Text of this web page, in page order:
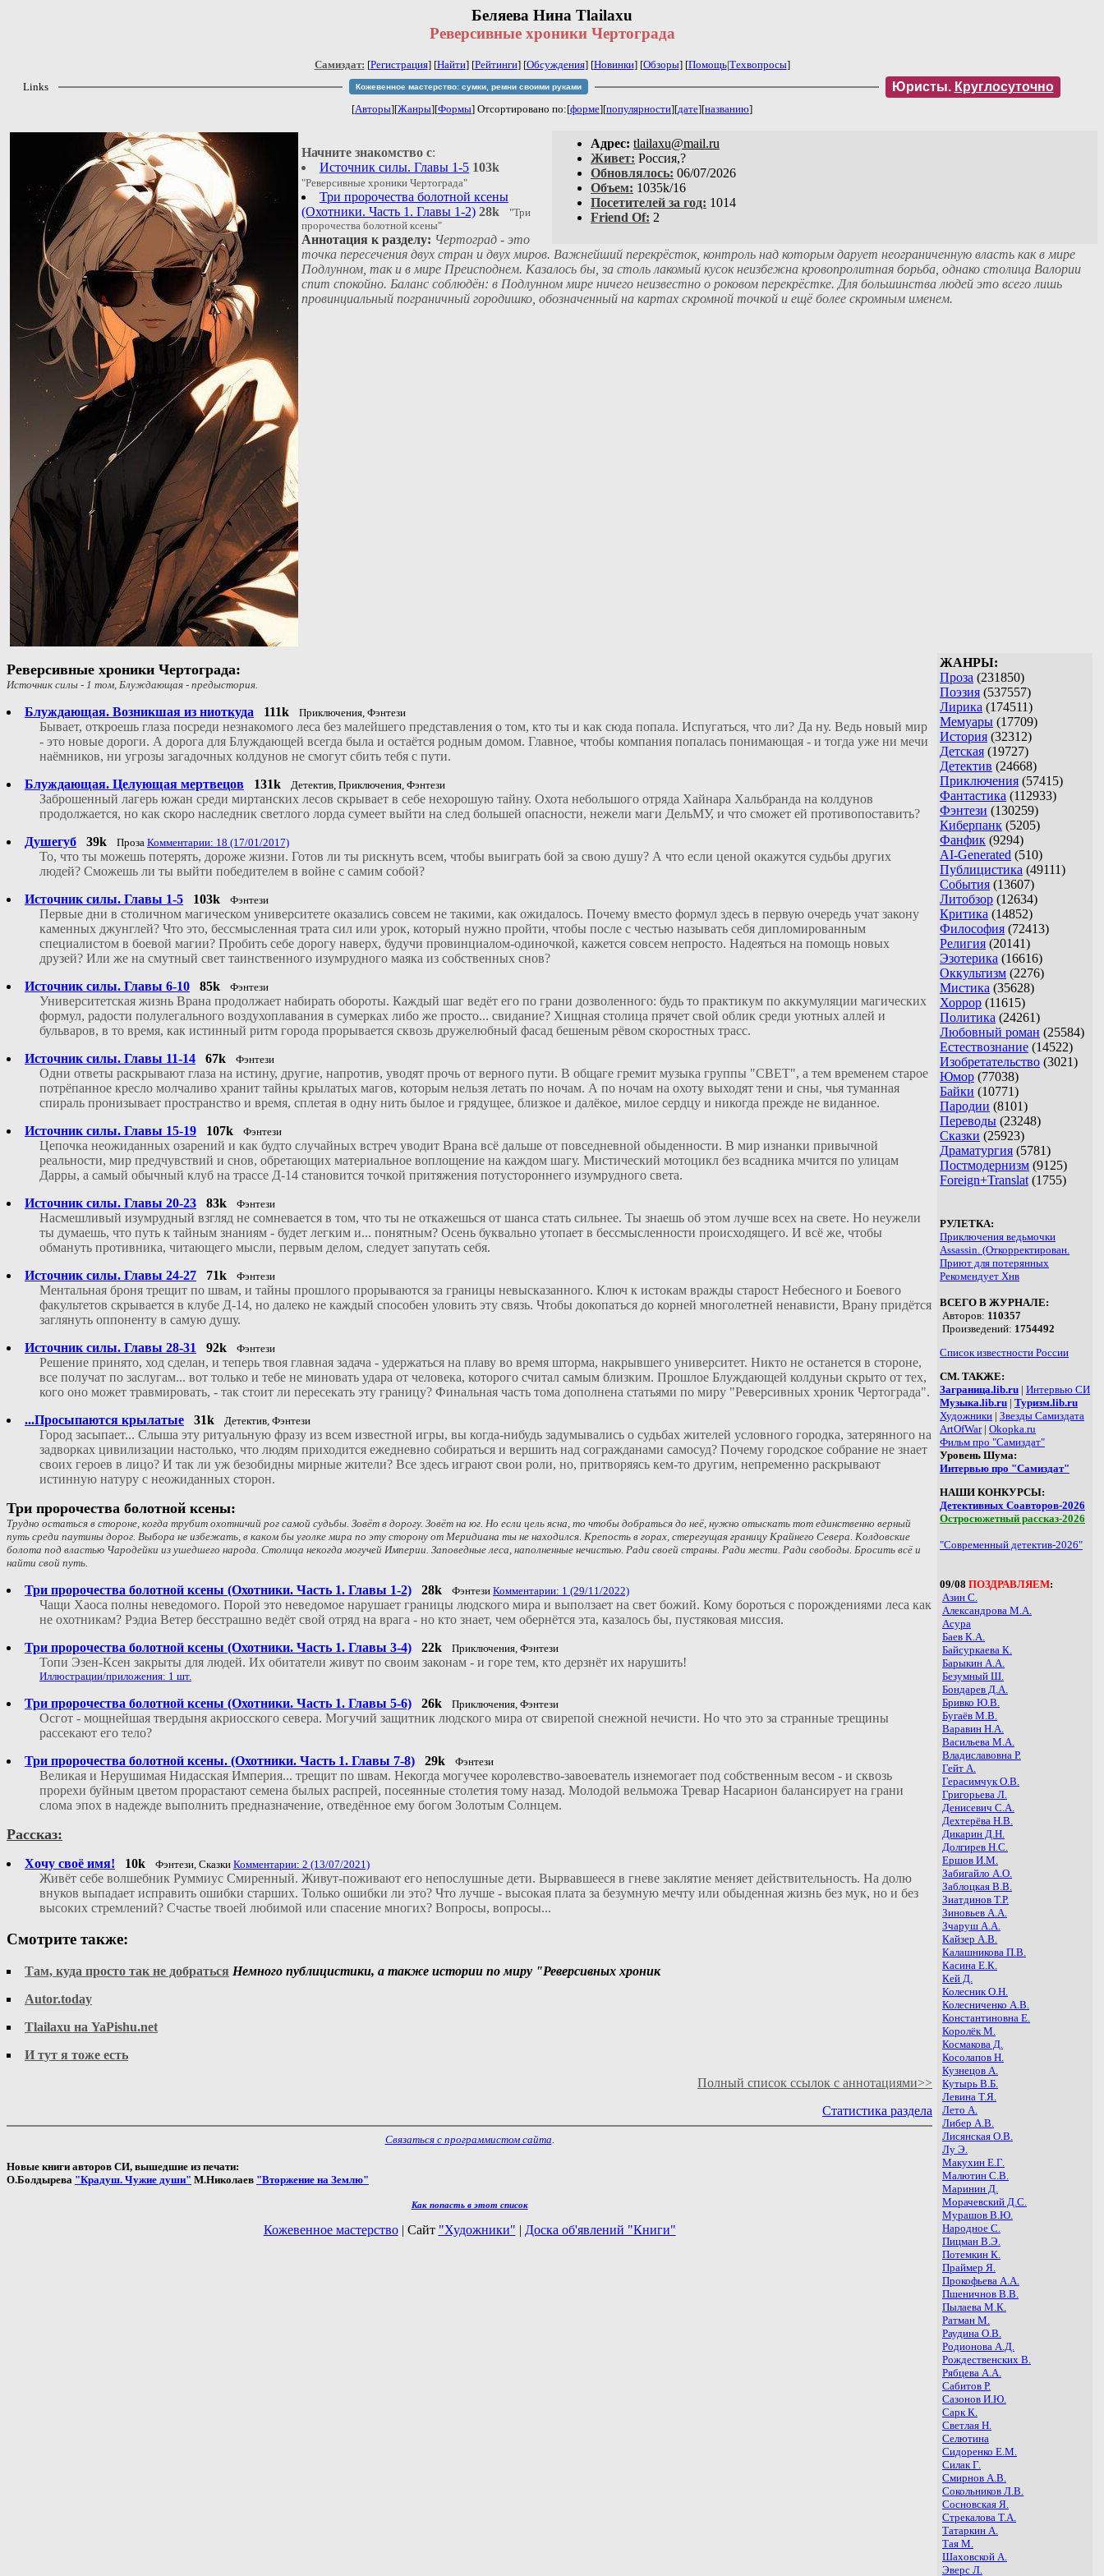
Беляева Нина Tlailaxu
Реверсивные хроники Чертограда
Самиздат: [Регистрация] [Найти] [Рейтинги] [Обсуждения] [Новинки] [Обзоры] [Помощь|Техвопросы]
Links
Кожевенное мастерство: сумки, ремни своими руками Юристы. Круглосуточно
[Авторы][Жанры][Формы] Отсортировано по:[форме][популярности][дате][названию]
Aдpeс: tlailaxu@mail.ru
Живет: Россия,?
Обновлялось: 06/07/2026
Объем: 1035k/16
Посетителей за год: 1014
Friend Of: 2
Начните знакомство с:
Источник силы. Главы 1-5 103k
"Реверсивные хроники Чертограда"
Три пророчества болотной ксены
(Охотники. Часть 1. Главы 1-2) 28k
"Три
пророчества болотной ксены"
Аннотация к разделу: Чертоград - это
точка пересечения двух стран и двух миров. Важнейший перекрёсток, контроль над которым дарует неограниченную власть как в мире
Подлунном, так и в мире Преисподнем. Казалось бы, за столь лакомый кусок неизбежна кровопролитная борьба, однако столица Валории
спит спокойно. Баланс соблюдён: в Подлунном мире ничего неизвестно о роковом перекрёстке. Для большинства людей это всего лишь
провинциальный пограничный городишко, обозначенный на картах скромной точкой и ещё более скромным именем.
ЖАНРЫ:
Проза (231850)
Поэзия (537557)
Лирика (174511)
Мемуары (17709)
История (32312)
Детская (19727)
Детектив (24668)
Приключения (57415)
Фантастика (112933)
Фэнтези (130259)
Киберпанк (5205)
Фанфик (9294)
AI-Generated (510)
Публицистика (49111)
События (13607)
Литобзор (12634)
Критика (14852)
Философия (72413)
Религия (20141)
Эзотерика (16616)
Оккультизм (2276)
Мистика (35628)
Хоррор (11615)
Политика (24261)
Любовный роман (25584)
Естествознание (14522)
Изобретательство (3021)
Юмор (77038)
Байки (10771)
Пародии (8101)
Переводы (23248)
Сказки (25923)
Драматургия (5781)
Постмодернизм (9125)
Foreign+Translat (1755)
РУЛЕТКА:
Приключения ведьмочки
Assassin. (Откорректирован.
Приют для потерянных
Рекомендует Хнв
ВСЕГО В ЖУРНАЛЕ:
Авторов: 110357
Произведений: 1754492
Список известности России
СМ. ТАКЖЕ:
Заграница.lib.ru | Интервью СИ
Музыка.lib.ru | Туризм.lib.ru
Художники | Звезды Самиздата
ArtOfWar| Okopka.ru
Фильм про "Самиздат"
Уровень Шума:
Интервью про "Самиздат"
НАШИ КОНКУРСЫ:
Детективных Соавторов-2026
Остросюжетный рассказ-2026
"Современный детектив-2026"
09/08 ПОЗДРАВЛЯЕМ:
Азин С.
Александрова М.А.
Асура
Баев К.А.
Байсуркаева К.
Барыкин А.А.
Безумный Ш.
Бондарев Д.А.
Бривко Ю.В.
Бугаёв М.В.
Варавин Н.А.
Васильева М.А.
Владиславовна Р.
Гейт А.
Герасимчук О.В.
Григорьева Л.
Денисевич С.А.
Дехтерёва Н.В.
Дикарин Д.Н.
Долгирев Н.С.
Ершов И.М.
Забигайло А.О.
Заблоцкая В.В.
Зиатдинов Т.Р.
Зиновьев А.А.
Зчаруш А.А.
Кайзер А.В.
Калашникова П.В.
Касина Е.К.
Кей Д.
Колесник О.Н.
Колесниченко А.В.
Константиновна Е.
Королёк М.
Космакова Д.
Косолапов Н.
Кузнецов А.
Кутырь В.Б.
Левина Т.Я.
Лето А.
Либер А.В.
Лисянская О.В.
Лу Э.
Макухин Е.Г.
Малютин С.В.
Маринин Д.
Морачевский Д.С.
Мурашов В.Ю.
Народное С.
Пицман В.Э.
Потемкин К.
Праймер Я.
Прокофьева А.А.
Пшеничнов В.В.
Пылаева М.К.
Ратман М.
Раудина О.В.
Родионова А.Д.
Рождественских В.
Рябцева А.А.
Сабитов Р.
Сазонов И.Ю.
Сарк К.
Светлая Н.
Селютина
Сидоренко Е.М.
Силак Г.
Смирнов А.В.
Сокольников Л.В.
Сосновская Я.
Стрекалова Т.А.
Татаркин А.
Тая М.
Шаховской А.
Эверс Л.
Реверсивные хроники Чертограда:
Источник силы - 1 том, Блуждающая - предыстория.
Блуждающая. Возникшая из ниоткуда 111k Приключения, Фэнтези
Бывает, откроешь глаза посреди незнакомого леса без малейшего представления о том, кто ты и как сюда попала. Испугаться, что ли? Да ну. Ведь новый мир
- это новые дороги. А дорога для Блуждающей всегда была и остаётся родным домом. Главное, чтобы компания попалась понимающая - и тогда уже ни мечи
наёмников, ни угрозы загадочных колдунов не смогут сбить тебя с пути.
Блуждающая. Целующая мертвецов
131k Детектив, Приключения, Фэнтези
Заброшенный лагерь южан среди миртанских лесов скрывает в себе нехорошую тайну. Охота небольшого отряда Хайнара Хальбранда на колдунов
продолжается, но как скоро наследник светлого лорда сумеет выйти на след большей опасности, нежели маги ДельМУ, и что сможет ей противопоставить?
Душегуб
39k Проза Комментарии: 18 (17/01/2017)
То, что ты можешь потерять, дороже жизни. Готов ли ты рискнуть всем, чтобы выиграть бой за свою душу? А что если ценой окажутся судьбы других
людей? Сможешь ли ты выйти победителем в войне с самим собой?
Источник силы. Главы 1-5
103k Фэнтези
Первые дни в столичном магическом университете оказались совсем не такими, как ожидалось. Почему вместо формул здесь в первую очередь учат закону
каменных джунглей? Что это, бессмысленная трата сил или урок, который нужно пройти, чтобы после с честью называть себя дипломированным
специалистом в боевой магии? Пробить себе дорогу наверх, будучи провинциалом-одиночкой, кажется совсем непросто. Надеяться на помощь новых
друзей? Или же на смутный свет таинственного изумрудного маяка из собственных снов?
Источник силы. Главы 6-10
85k Фэнтези
Университетская жизнь Врана продолжает набирать обороты. Каждый шаг ведёт его по грани дозволенного: будь то практикум по аккумуляции магических
формул, радости полулегального воздухоплавания в сумерках либо же просто... свидание? Хищная столица прячет свой облик среди уютных аллей и
бульваров, в то время, как истинный ритм города прорывается сквозь дружелюбный фасад бешеным рёвом скоростных трасс.
Источник силы. Главы 11-14
67k Фэнтези
Одни ответы раскрывают глаза на истину, другие, напротив, уводят прочь от верного пути. В общаге гремит музыка группы "СВЕТ", а тем временем старое
потрёпанное кресло молчаливо хранит тайны крылатых магов, которым нельзя летать по ночам. А по ночам на охоту выходят тени и сны, чья туманная
спираль пронизывает пространство и время, сплетая в одну нить былое и грядущее, близкое и далёкое, милое сердцу и никогда прежде не виданное.
Источник силы. Главы 15-19
107k Фэнтези
Цепочка неожиданных озарений и как будто случайных встреч уводит Врана всё дальше от повседневной обыденности. В мир изнанки привычной
реальности, мир предчувствий и снов, обретающих материальное воплощение на каждом шагу. Мистический мотоцикл без всадника мчится по улицам
Дарры, а самый обычный клуб на трассе Д-14 становится точкой притяжения потустороннего изумрудного света.
Источник силы. Главы 20-23
83k Фэнтези
Насмешливый изумрудный взгляд не сомневается в том, что ты не откажешься от шанса стать сильнее. Ты знаешь об этом лучше всех на свете. Но неужели
ты думаешь, что путь к тайным знаниям - будет легким и... понятным? Осень буквально утопает в бессмысленности происходящего. И всё же, чтобы
обмануть противника, читающего мысли, первым делом, следует запутать себя.
Источник силы. Главы 24-27
71k Фэнтези
Ментальная броня трещит по швам, и тайны прошлого прорываются за границы невысказанного. Ключ к истокам вражды старост Небесного и Боевого
факультетов скрывается в клубе Д-14, но далеко не каждый способен уловить эту связь. Чтобы докопаться до корней многолетней ненависти, Врану придётся
заглянуть оппоненту в самую душу.
Источник силы. Главы 28-31
92k Фэнтези
Решение принято, ход сделан, и теперь твоя главная задача - удержаться на плаву во время шторма, накрывшего университет. Никто не останется в стороне,
все получат по заслугам... вот только и тебе не миновать удара от человека, которого считал самым близким. Прошлое Блуждающей колдуньи скрыто от тех,
кого оно может травмировать, - так стоит ли пересекать эту границу? Финальная часть тома дополнена статьями по миру "Реверсивных хроник Чертограда".
...Просыпаются крылатые
31k Детектив, Фэнтези
Город засыпает... Слыша эту ритуальную фразу из всем известной игры, вы когда-нибудь задумывались о судьбах жителей условного городка, затерянного на
задворках цивилизации настолько, что людям приходится ежедневно собираться и вершить над согражданами самосуд? Почему городское собрание не знает
своих героев в лицо? И так ли уж безобидны мирные жители? Все здесь играют свои роли, но, притворяясь кем-то другим, непременно раскрывают
истинную натуру с неожиданных сторон.
Три пророчества болотной ксены:
Трудно остаться в стороне, когда трубит охотничий рог самой судьбы. Зовёт в дорогу. Зовёт на юг. Но если цель ясна, то чтобы добраться до неё, нужно отыскать тот единственно верный
путь среди паутины дорог. Выбора не избежать, в каком бы уголке мира по эту сторону от Меридиана ты не находился. Крепость в горах, стерегущая границу Крайнего Севера. Колдовские
болота под властью Чародейки из ушедшего народа. Столица некогда могучей Империи. Заповедные леса, наполненные нечистью. Ради своей страны. Ради мести. Ради свободы. Бросить всё и
найти свой путь.
Три пророчества болотной ксены (Охотники. Часть 1. Главы 1-2) 28k Фэнтези Комментарии: 1 (29/11/2022)
Чащи Хаоса полны неведомого. Порой это неведомое нарушает границы людского мира и выползает на свет божий. Кому бороться с порождениями леса как
не охотникам? Рэдиа Ветер бесстрашно ведёт свой отряд на врага - но кто знает, чем обернётся эта, казалось бы, пустяковая миссия.
Три пророчества болотной ксены (Охотники. Часть 1. Главы 3-4)
22k Приключения, Фэнтези
Топи Эзен-Ксен закрыты для людей. Их обитатели живут по своим законам - и горе тем, кто дерзнёт их нарушить!
Иллюстрации/приложения: 1 шт.
Три пророчества болотной ксены (Охотники. Часть 1. Главы 5-6) 26k Приключения, Фэнтези
Осгот - мощнейшая твердыня акриосского севера. Могучий защитник людского мира от свирепой снежной нечисти. Но что это за странные трещины
рассекают его тело?
Три пророчества болотной ксены. (Охотники. Часть 1. Главы 7-8)
29k Фэнтези
Великая и Нерушимая Нидасская Империя... трещит по швам. Некогда могучее королевство-завоеватель изнемогает под собственным весом - и сквозь
прорехи буйным цветом прорастают семена былых распрей, посеянные столетия тому назад. Молодой вельможа Тревар Насарион балансирует на грани
слома эпох в надежде выполнить предназначение, отведённое ему богом Золотым Солнцем.
Рассказ:
Хочу своё имя! 10k Фэнтези, Сказки Комментарии: 2 (13/07/2021)
Живёт себе волшебник Руммиус Смиренный. Живут-поживают его непослушные дети. Вырвавшееся в гневе заклятие меняет действительность. На долю
внуков выпадает исправить ошибки старших. Только ошибки ли это? Что лучше - высокая плата за безумную мечту или обыденная жизнь без мук, но и без
высоких стремлений? Счастье твоей любимой или спасение многих? Вопросы, вопросы...
Смотрите также:
Там, куда просто так не добраться Немного публицистики, а также истории по миру "Реверсивных хроник
Autor.today
Tlailaxu на YaPishu.net
И тут я тоже есть
Полный список ссылок с аннотациями>>
Статистика раздела
Связаться с программистом сайта.
Новые книги авторов СИ, вышедшие из печати:
О.Болдырева "Крадуш. Чужие души" М.Николаев "Вторжение на Землю"
Как попасть в этoт список
Кожевенное мастерство| Сайт "Художники" | Доска об'явлений "Книги"